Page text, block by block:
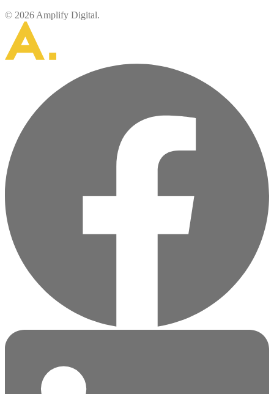
© 2026 Amplify Digital.